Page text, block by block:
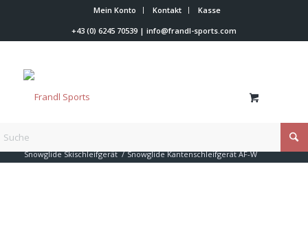
Mein Konto Kontakt
Kasse
+43 (0) 6245 70539| info@frandl-sports.com
Du bist hier:
Snowglide Skischleifgerät / Snowglide Kantenschleifgerät AF-W